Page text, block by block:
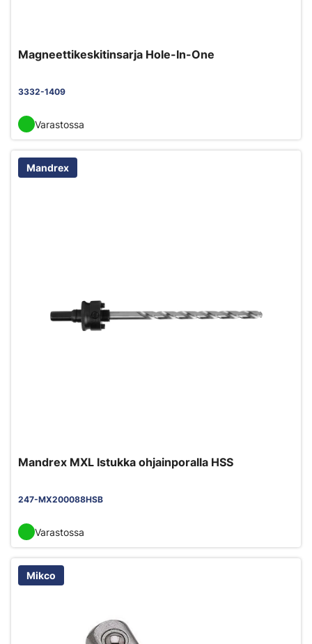
Magneettikeskitinsarja Hole-In-One
3332-1409
Varastossa
Mandrex
Mandrex MXL Istukka ohjainporalla HSS
247-MX200088HSB
Varastossa
Mikco